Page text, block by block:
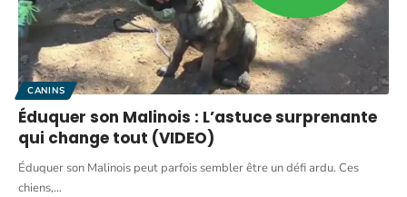
CANINS
Éduquer son Malinois : L’astuce surprenante
qui change tout (VIDEO)
Éduquer son Malinois peut parfois sembler être un défi ardu. Ces
chiens,…